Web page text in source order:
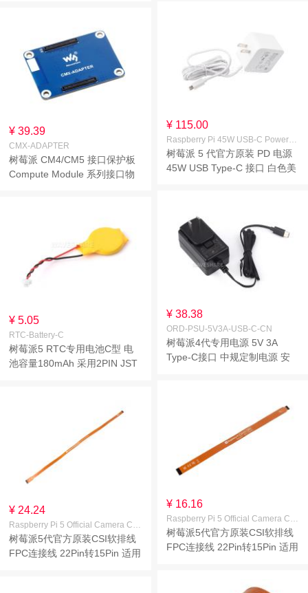
¥ 115.00
Raspberry Pi 45W USB-C Power Supply White US
树莓派 5 代官方原装 PD 电源
45W USB Type-C 接口 白色美
¥ 39.39
CMX-ADAPTER
树莓派 CM4/CM5 接口保护板
Compute Module 系列接口物
¥ 38.38
ORD-PSU-5V3A-USB-C-CN
树莓派4代专用电源 5V 3A
Type-C接口 中规定制电源 安
¥ 5.05
RTC-Battery-C
树莓派5 RTC专用电池C型 电
池容量180mAh 采用2PIN JST
¥ 16.16
Raspberry Pi 5 Official Camera Cable 300mm
树莓派5代官方原装CSI软排线
FPC连接线 22Pin转15Pin 适用
¥ 24.24
Raspberry Pi 5 Official Camera Cable 500mm
树莓派5代官方原装CSI软排线
FPC连接线 22Pin转15Pin 适用